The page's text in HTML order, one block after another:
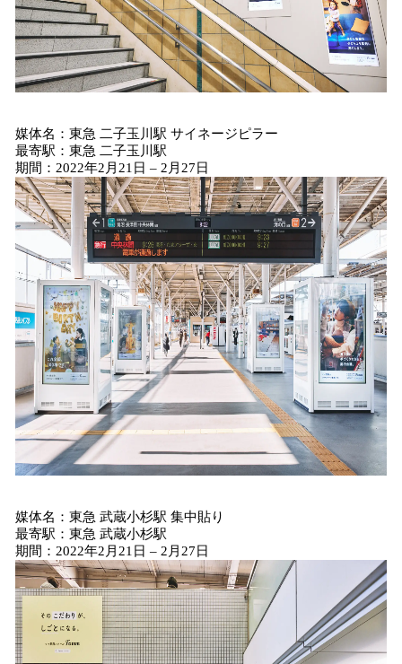
媒体名：東急 二子玉川駅 サイネージピラー
最寄駅：東急 二子玉川駅
期間：2022年2月21日 – 2月27日
媒体名：東急 武蔵小杉駅 集中貼り
最寄駅：東急 武蔵小杉駅
期間：2022年2月21日 – 2月27日